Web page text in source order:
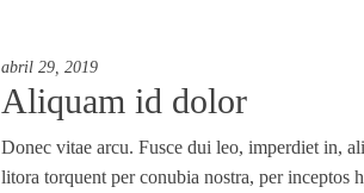
abril 29, 2019
Aliquam id dolor
Donec vitae arcu. Fusce dui leo, imperdiet in,
litora torquent per conubia nostra, per inceptos